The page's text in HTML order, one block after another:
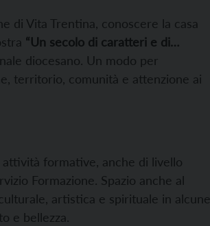
di Vita Trentina, conoscere la casa
“Un secolo di caratteri e di…
diocesano. Un modo per
territorio, comunità e attenzione ai
formative, anche di livello
Formazione. Spazio anche al
artistica e spirituale in alcune
e bellezza.